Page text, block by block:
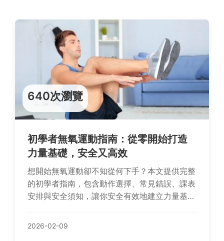
640次瀏覽
初學者無氧運動指南：從零開始打造
力量基礎，安全又高效
想開始無氧運動卻不知從何下手？本文提供完整
的初學者指南，包含動作選擇、常見錯誤、課表
安排與安全須知，讓你安全有效地建立力量基
2026-02-09